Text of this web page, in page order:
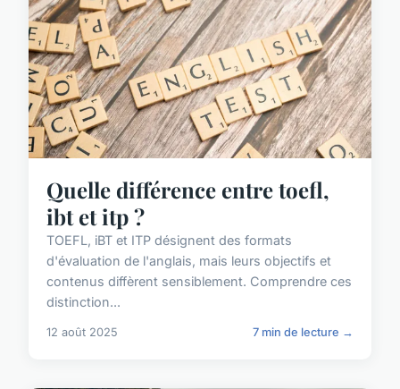
Quelle différence entre toefl,
ibt et itp ?
TOEFL, iBT et ITP désignent des formats
d'évaluation de l'anglais, mais leurs objectifs et
contenus diffèrent sensiblement. Comprendre ces
distinction...
12 août 2025 7 min de lecture →